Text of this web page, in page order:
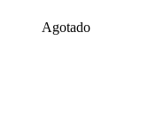
Agotado